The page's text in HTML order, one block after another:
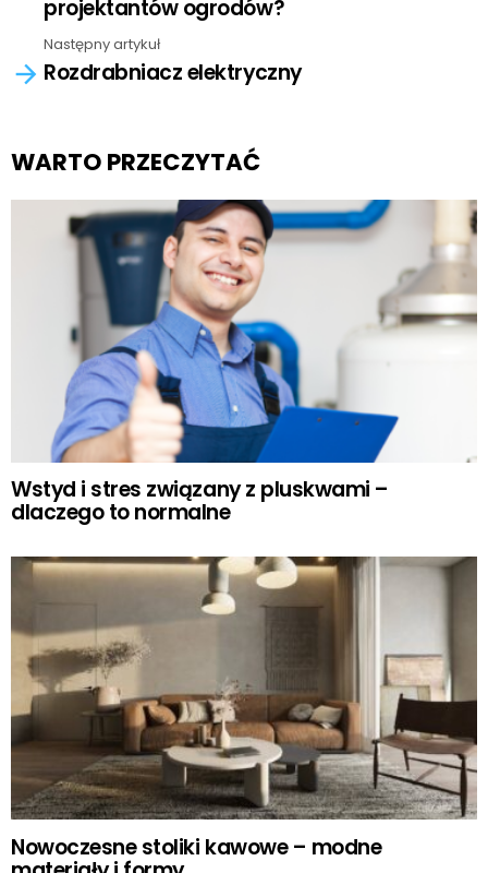
projektantów ogrodów?
Następny artykuł
Rozdrabniacz elektryczny
WARTO PRZECZYTAĆ
Wstyd i stres związany z pluskwami –
dlaczego to normalne
Nowoczesne stoliki kawowe – modne